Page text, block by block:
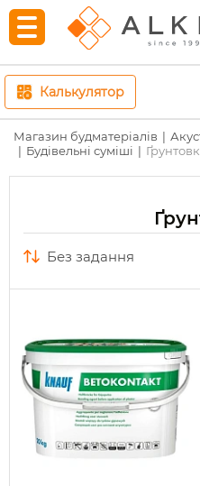
Калькулятор
Магазин будматеріалів
Будівельні суміші
без задання